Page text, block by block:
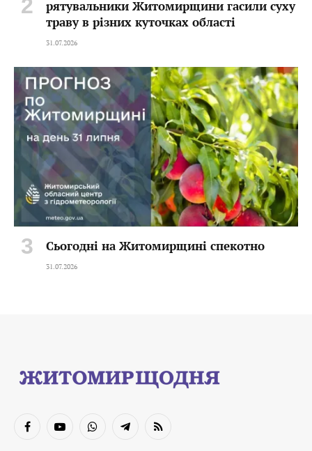
рятувальники Житомирщини гасили суху
траву в різних куточках області
31.07.2026
Сьогодні на Житомирщині спекотно
31.07.2026
FacebookYouTubeWhatsAppTelegramRSS